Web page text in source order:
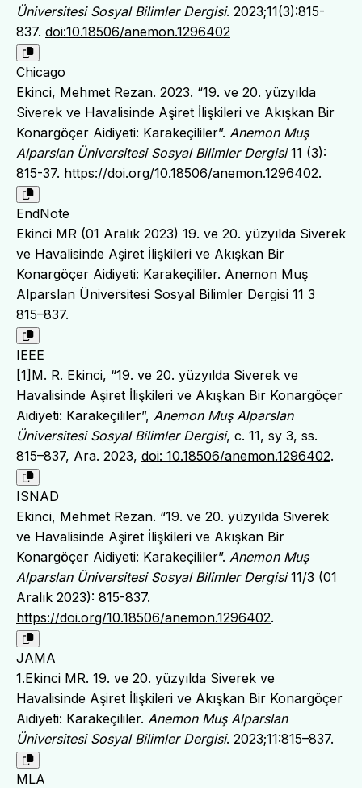
Üniversitesi Sosyal Bilimler Dergisi. 2023;11(3):815-
837. doi:10.18506/anemon.1296402
Chicago
Ekinci, Mehmet Rezan. 2023. “19. ve 20. yüzyılda
Siverek ve Havalisinde Aşiret İlişkileri ve Akışkan Bir
Konargöçer Aidiyeti: Karakeçililer”. Anemon Muş
Alparslan Üniversitesi Sosyal Bilimler Dergisi11 (3):
815-37. https://doi.org/10.18506/anemon.1296402.
EndNote
Ekinci MR (01 Aralık 2023) 19. ve 20. yüzyılda Siverek
ve Havalisinde Aşiret İlişkileri ve Akışkan Bir
Konargöçer Aidiyeti: Karakeçililer. Anemon Muş
Alparslan Üniversitesi Sosyal Bilimler Dergisi 11 3
815–837.
IEEE
[1]M. R. Ekinci, “19. ve 20. yüzyılda Siverek ve
Havalisinde Aşiret İlişkileri ve Akışkan Bir Konargöçer
Aidiyeti: Karakeçililer”, Anemon Muş Alparslan
Üniversitesi Sosyal Bilimler Dergisi, c. 11, sy 3, ss.
815–837, Ara. 2023, doi: 10.18506/anemon.1296402.
ISNAD
Ekinci, Mehmet Rezan. “19. ve 20. yüzyılda Siverek
ve Havalisinde Aşiret İlişkileri ve Akışkan Bir
Konargöçer Aidiyeti: Karakeçililer”. Anemon Muş
Alparslan Üniversitesi Sosyal Bilimler Dergisi11/3 (01
Aralık 2023): 815-837.
https://doi.org/10.18506/anemon.1296402.
JAMA
1.Ekinci MR. 19. ve 20. yüzyılda Siverek ve
Havalisinde Aşiret İlişkileri ve Akışkan Bir Konargöçer
Aidiyeti: Karakeçililer. Anemon Muş Alparslan
Üniversitesi Sosyal Bilimler Dergisi. 2023;11:815–837.
MLA